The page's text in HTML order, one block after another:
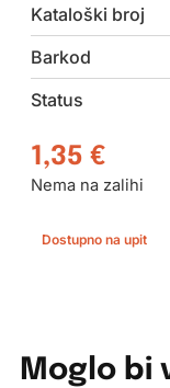
Kataloški broj
Barkod
Status
1,35 €
Nema na zalihi
Dostupno na upit
Moglo bi